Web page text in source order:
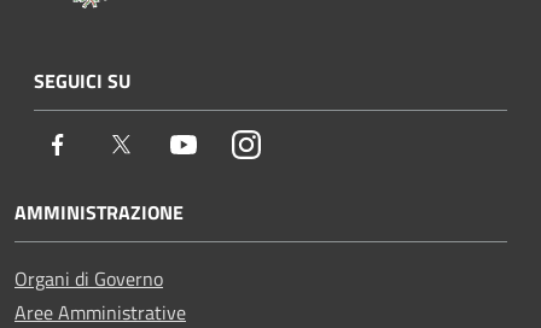
SEGUICI SU
Facebook Twitter YoutubeInstagram
AMMINISTRAZIONE
Organi di Governo
Aree Amministrative